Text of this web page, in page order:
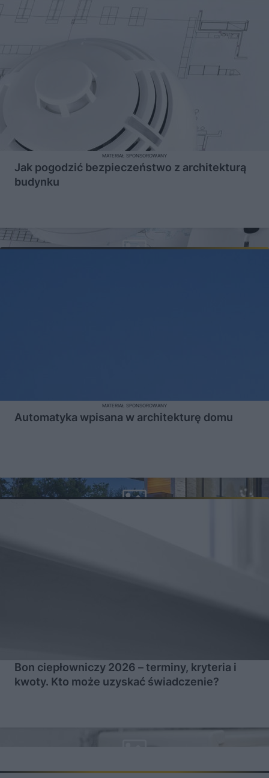
Jak pogodzić bezpieczeństwo z architekturą
budynku
MATERIAŁ SPONSOROWANY
Automatyka wpisana w architekturę domu
MATERIAŁ SPONSOROWANY
Bon ciepłowniczy 2026 – terminy, kryteria i
kwoty. Kto może uzyskać świadczenie?